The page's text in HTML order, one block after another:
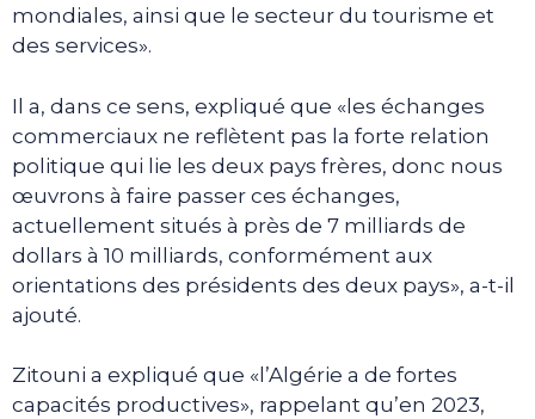
mondiales, ainsi que le secteur du tourisme et
des services».
Il a, dans ce sens, expliqué que «les échanges
commerciaux ne reflètent pas la forte relation
politique qui lie les deux pays frères, donc nous
œuvrons à faire passer ces échanges,
actuellement situés à près de 7 milliards de
dollars à 10 milliards, conformément aux
orientations des présidents des deux pays», a-t-il
ajouté.
Zitouni a expliqué que «l’Algérie a de fortes
capacités productives», rappelant qu’en 2023,